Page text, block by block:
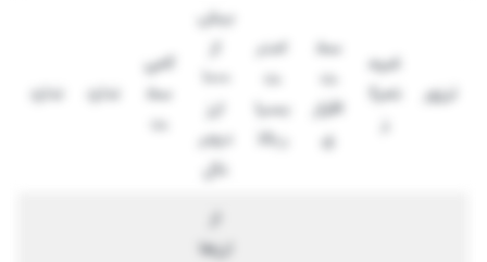
ترزور
غیرم
تمرک
سخ
ت
افزار
ی
امنی
ت
بسیا
ر بالا
بیش
از
۱۰۰۰
ارز
دیجی
تال
کمی
سخ
ت
ندارد ندارد
از
ارزها